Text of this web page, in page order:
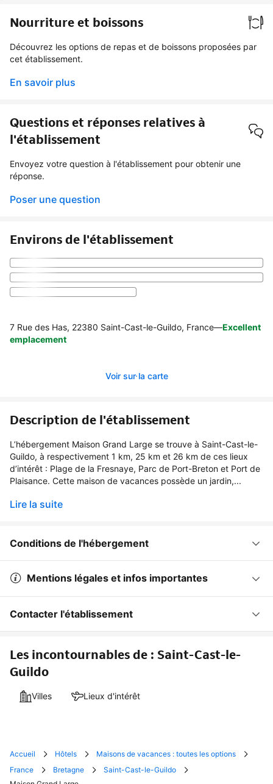
Nourriture et boissons
Découvrez les options de repas et de boissons proposées par
cet établissement.
En savoir plus
Questions et réponses relatives à
l'établissement
Envoyez votre question à l'établissement pour obtenir une
réponse.
Poser une question
Environs de l'établissement
7 Rue des Has, 22380 Saint-Cast-le-Guildo, France—Excellent
emplacement
Voir sur la carte
Description de l'établissement
L’hébergement Maison Grand Large se trouve à Saint-Cast-le-
Guildo, à respectivement 1 km, 25 km et 26 km de ces lieux
d’intérêt : Plage de la Fresnaye, Parc de Port-Breton et Port de
Plaisance. Cette maison de vacances possède un jardin,...
Lire la suite
Conditions de l'hébergement
Mentions légales et infos importantes
Contacter l'établissement
Les incontournables de : Saint-Cast-le-
Guildo
Villes Lieux d'intérêt
Accueil Hôtels
Maisons de vacances : toutes les options
France
Bretagne
Saint-Cast-le-Guildo